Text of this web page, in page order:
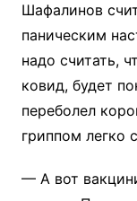
Шафалинов
паническим
надо считать,
ковид, будет
переболел
гриппом легко
— А вот